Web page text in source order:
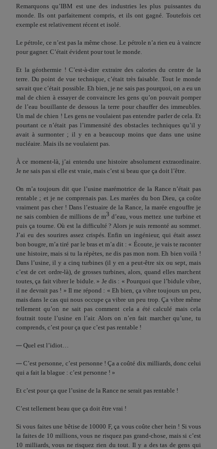
Remarquons qu’IBM est une des industries les plus puis­santes du
monde. Ils ont parfaitement compris, et ils ont gagné. Toutefois cet
exemple est relativement récent et isolé.
Le pétrole, ce n’est pas la même chose. Le pétrole n’a rien eu à vaincre
pour gagner. C’était évident pour tout le monde.
Et la géothermie ! C’est-à-dire extraire des calories du cen­tre de la
terre. Du point de vue technique, c’était très faisable. Tout le monde
savait que c’était possible. Eh bien, je ne sais pas pourquoi, on a eu un
mal de chien à essayer de convaincre les gens qu’on pouvait pomper
de l’eau bouillante de dessous la terre pour chauffer des immeubles.
Un mal de chien ! Les gens ne voulaient pas entendre parler de cela. Et
pourtant ce n’était pas l’immensité des obstacles techniques qu’il y
avait à surmonter ; il y en a beaucoup moins que dans une usine
nucléaire. Mais ils ne voulaient pas.
À ce moment-là, j’ai entendu une histoire absolument extra­ordinaire.
Je ne sais pas si elle est vraie, mais c’est si beau que ça doit l’être.
On m’a toujours dit que l’usine marémotrice de la Rance n’était pas
rentable ; et je ne comprenais pas. Les marées du bon Dieu, ça coûte
vraiment pas cher ! Dans l’estuaire de la Rance, la marée engouffre je
ne sais combien de millions de m3 d’eau, vous mettez une turbine et
puis ça tourne. Où est la dif­ficulté ? Alors je suis remonté au sommet.
J’ai eu des sourires assez crispés. Enfin un ingénieur, qui était assez
bon bougre, m’a tiré par le bras et m’a dit : « Écoute, je vais te raconter
une histoire, mais si tu la répètes, ne dis pas mon nom. Eh bien voilà !
Dans l’usine, il y a cinq turbines (il y en a peut-être six ou sept, mais
c’est de cet ordre-là), de grosses turbines, alors, quand elles marchent
toutes, ça fait vibrer le bidule. » Je dis : « Pour­quoi que l’bidule vibre,
il ne devrait pas ! » Il me répond : « Eh bien, ça vibre toujours un peu,
mais dans le cas qui nous occupe ça vibre un peu trop. Ça vibre même
tellement qu’on ne sait pas comment cela a été calculé mais cela
foutrait toute l’usine en l’air. Alors on n’en fait marcher qu’une, tu
comprends, c’est pour ça que c’est pas rentable !
— Quel est l’idiot…
—C’est personne, c’est personne ! Ça a coûté dix milliards, donc celui
qui a fait la blague : c’est personne ! »
Et c’est pour ça que l’usine de la Rance ne serait pas ren­table !
C’est tellement beau que ça doit être vrai !
Si vous faites une bêtise de 10000 F, ça vous coûte cher hein ! Si vous
la faites de 10 millions, vous ne risquez pas grand-chose, mais si c’est
10 milliards, vous ne risquez rien du tout. Il y a des tas de gens qui